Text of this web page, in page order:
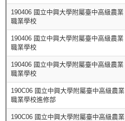
190406 國立中興大學附屬臺中高級農業
職業學校
190406 國立中興大學附屬臺中高級農業
職業學校
190406 國立中興大學附屬臺中高級農業
職業學校
190C06 國立中興大學附屬臺中高級農業
職業學校進修部
190C06 國立中興大學附屬臺中高級農業